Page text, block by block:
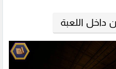
داخل اللعبة